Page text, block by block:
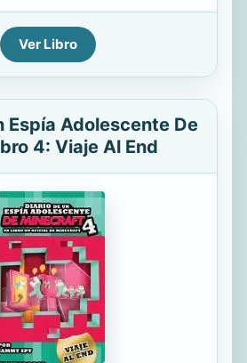
Ver Libro
Espía Adolescente De
4: Viaje Al End